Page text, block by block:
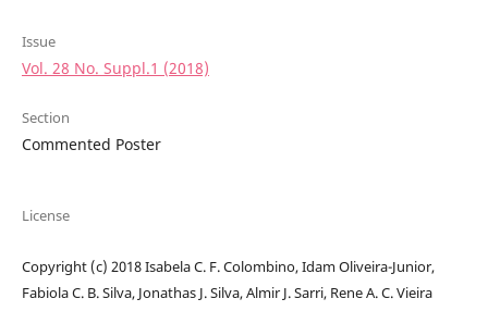
Issue
Vol. 28 No. Suppl.1 (2018)
Section
Commented Poster
License
Copyright (c) 2018 Isabela C. F. Colombino, Idam Oliveira-Junior,
Fabiola C. B. Silva, Jonathas J. Silva, Almir J. Sarri, Rene A. C. Vieira